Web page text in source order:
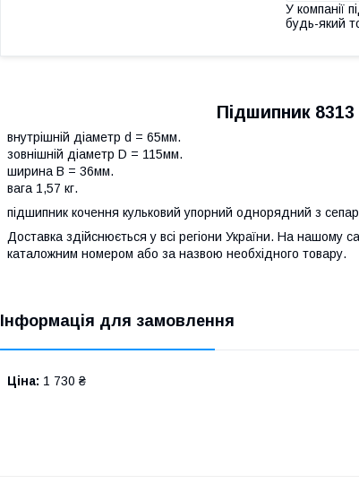
У компанії
будь-який
Підшипник 8313
внутрішній діаметр d = 65мм.
зовнішній діаметр D = 115мм.
ширина B = 36мм.
вага 1,57 кг.
підшипник кочення кульковий упорний однорядний з
Доставка здійснюється у всі регіони України. На
каталожним номером або за назвою необхідного товару.
Інформація для замовлення
Ціна: 1 730 ₴